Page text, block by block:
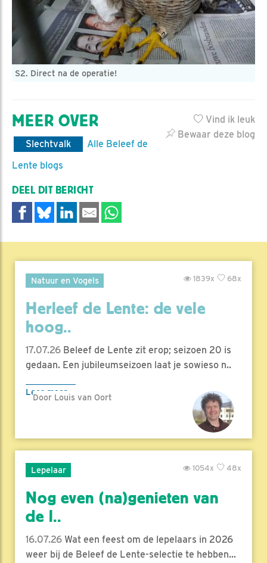
S2. Direct na de operatie!
Vind ik leuk
Bewaar deze blog
MEER OVER
Slechtvalk
Alle Beleef de
Lente blogs
DEEL DIT BERICHT
Natuur en Vogels 68x
1839x
Herleef de Lente: de vele
hoog..
17.07.26 Beleef de Lente zit erop; seizoen 20 is
gedaan. Een jubileumseizoen laat je sowieso n..
Lees meer
Door Louis van Oort
Lepelaar 48x
1054x
Nog even (na)genieten van
de l..
16.07.26 Wat een feest om de lepelaars in 2026
weer bij de Beleef de Lente-selectie te hebben...